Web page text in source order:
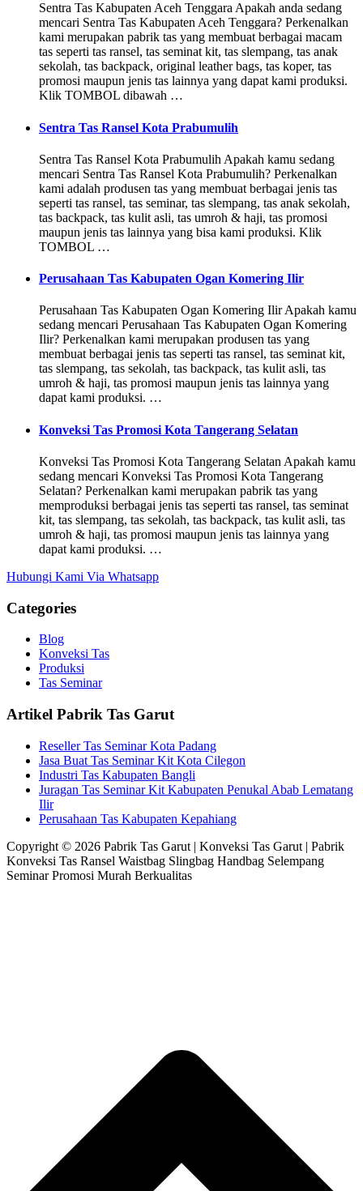
Sentra Tas Kabupaten Aceh Tenggara Apakah anda sedang
mencari Sentra Tas Kabupaten Aceh Tenggara? Perkenalkan
kami merupakan pabrik tas yang membuat berbagai macam
tas seperti tas ransel, tas seminat kit, tas slempang, tas anak
sekolah, tas backpack, original leather bags, tas koper, tas
promosi maupun jenis tas lainnya yang dapat kami produksi.
Klik TOMBOL dibawah …
Sentra Tas Ransel Kota Prabumulih
Sentra Tas Ransel Kota Prabumulih Apakah kamu sedang
mencari Sentra Tas Ransel Kota Prabumulih? Perkenalkan
kami adalah produsen tas yang membuat berbagai jenis tas
seperti tas ransel, tas seminar, tas slempang, tas anak sekolah,
tas backpack, tas kulit asli, tas umroh & haji, tas promosi
maupun jenis tas lainnya yang bisa kami produksi. Klik
TOMBOL …
Perusahaan Tas Kabupaten Ogan Komering Ilir
Perusahaan Tas Kabupaten Ogan Komering Ilir Apakah kamu
sedang mencari Perusahaan Tas Kabupaten Ogan Komering
Ilir? Perkenalkan kami merupakan produsen tas yang
membuat berbagai jenis tas seperti tas ransel, tas seminat kit,
tas slempang, tas sekolah, tas backpack, tas kulit asli, tas
umroh & haji, tas promosi maupun jenis tas lainnya yang
dapat kami produksi. …
Konveksi Tas Promosi Kota Tangerang Selatan
Konveksi Tas Promosi Kota Tangerang Selatan Apakah kamu
sedang mencari Konveksi Tas Promosi Kota Tangerang
Selatan? Perkenalkan kami merupakan pabrik tas yang
memproduksi berbagai jenis tas seperti tas ransel, tas seminat
kit, tas slempang, tas sekolah, tas backpack, tas kulit asli, tas
umroh & haji, tas promosi maupun jenis tas lainnya yang
dapat kami produksi. …
Hubungi Kami Via Whatsapp
Categories
Blog
Konveksi Tas
Produksi
Tas Seminar
Artikel Pabrik Tas Garut
Reseller Tas Seminar Kota Padang
Jasa Buat Tas Seminar Kit Kota Cilegon
Industri Tas Kabupaten Bangli
Juragan Tas Seminar Kit Kabupaten Penukal Abab Lematang
Ilir
Perusahaan Tas Kabupaten Kepahiang
Copyright © 2026 Pabrik Tas Garut | Konveksi Tas Garut | Pabrik
Konveksi Tas Ransel Waistbag Slingbag Handbag Selempang
Seminar Promosi Murah Berkualitas